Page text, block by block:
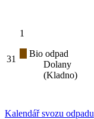
31
1
Bio odpad
Dolany
(Kladno)
Kalendář svozu odpadu